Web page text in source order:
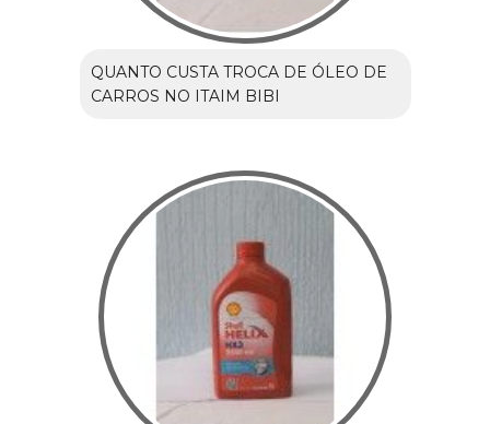
QUANTO CUSTA TROCA DE ÓLEO DE
CARROS NO ITAIM BIBI